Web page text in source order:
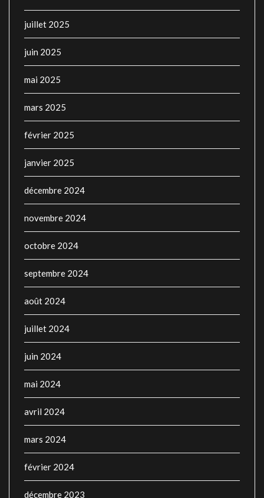
juillet 2025
juin 2025
mai 2025
mars 2025
février 2025
janvier 2025
décembre 2024
novembre 2024
octobre 2024
septembre 2024
août 2024
juillet 2024
juin 2024
mai 2024
avril 2024
mars 2024
février 2024
décembre 2023